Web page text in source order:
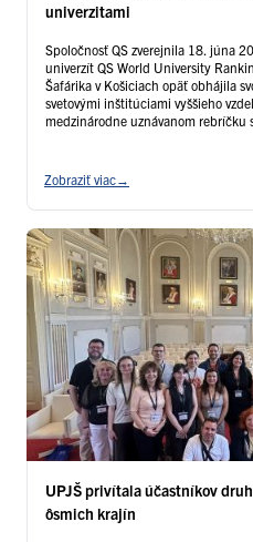
univerzitami
Spoločnosť QS zverejnila 18. júna
univerzít QS World University
Šafárika v Košiciach opäť obhájila
svetovými inštitúciami vyššieho
medzinárodne uznávanom
Zobraziť viac→
UPJŠ privítala účastníkov
ôsmich krajín